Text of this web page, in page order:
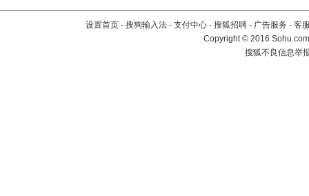
设置首页 - 搜狗输入法 - 支付中心 - 搜狐招聘 - 广告服务 - 客
Copyright©2016
搜狐不良信息举